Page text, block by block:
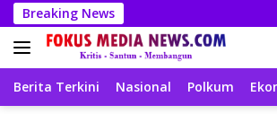
Langsung
ke
konten
Breaking News
Berita Terkini Nasional Polkum